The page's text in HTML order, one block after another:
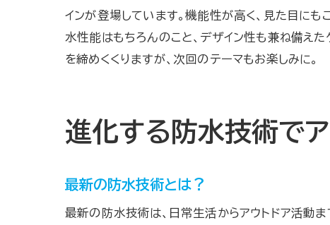
インが登場しています。機能性が高く、見た目に
水性能はもちろんのこと、デザイン性も兼ね備え
を締めくくりますが、次回のテーマもお楽しみに。
進化する防水技術で
最新の防水技術とは？
最新の防水技術は、日常生活からアウトドア活動